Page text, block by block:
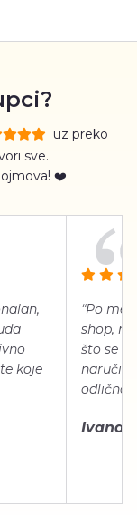
uz preko
sve.
❤️
koje
“Po
shop,
što se
naručiti,
odlično
Ivana